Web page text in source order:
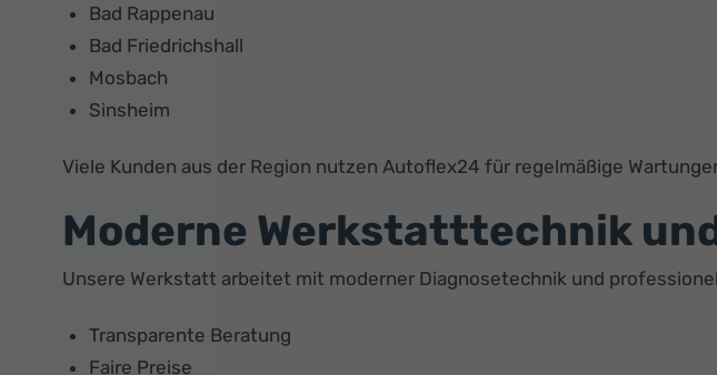
Bad Rappenau
Bad Friedrichshall
Mosbach
Sinsheim
Viele Kunden aus der Region nutzen Autoflex24 für regelmäßige
Moderne Werkstatttechnik
Unsere Werkstatt arbeitet mit moderner Diagnosetechnik und
Transparente Beratung
Faire Preise